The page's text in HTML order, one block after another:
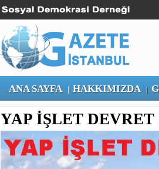
ANA SAYFA | HAKKIMIZDA |
YAP İŞLET